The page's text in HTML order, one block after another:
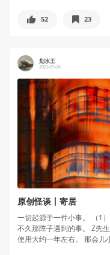
52 23
划水王
2022-05-26
原创怪谈丨寄居
一切起源于一件小事。 （1
不久那阵子遇到的事。 Z先
使用大约一年左右。 那会儿